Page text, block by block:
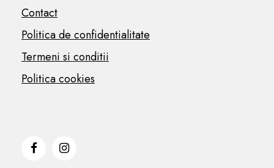
Contact
Politica de confidentialitate
Termeni si conditii
Politica cookies